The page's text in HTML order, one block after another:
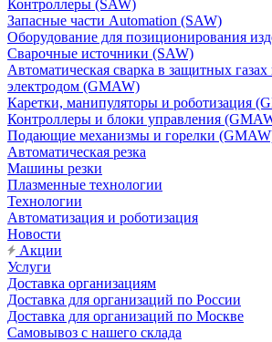
Контроллеры (SAW)
Запасные части Automation (SAW)
Оборудование для позиционирования
Сварочные источники (SAW)
Автоматическая сварка в защитных
электродом (GMAW)
Каретки, манипуляторы и роботизация
Контроллеры и блоки управления
Подающие механизмы и горелки
Автоматическая резка
Машины резки
Плазменные технологии
Технологии
Автоматизация и роботизация
Новости
Акции
Услуги
Доставка организациям
Доставка для организаций по России
Доставка для организаций по Москве
Самовывоз с нашего склада